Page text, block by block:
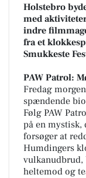
Holstebro
med
indre
fra et
Smukkeste
PAW Patrol:
Fredag
spændende
Følg PAW
på en mystisk,
forsøger at
Humdingers
vulkanudbrud,
heltemod og